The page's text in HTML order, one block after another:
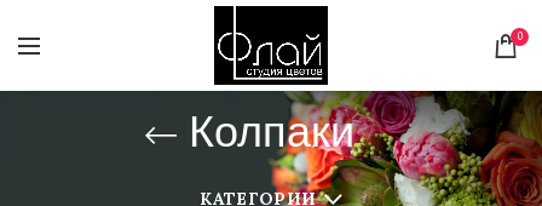
0
Колпаки
КАТЕГОРИИ